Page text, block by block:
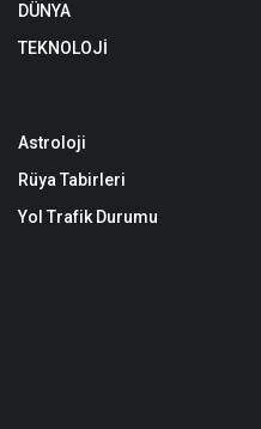
DÜNYA
TEKNOLOJİ
Astroloji
Rüya Tabirleri
Yol Trafik Durumu